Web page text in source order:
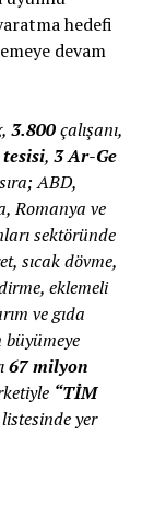
hedefi
devam
3.800çalışanı,
, 3 Ar-Ge
ABD,
Romanya ve
sektöründe
sıcak dövme,
eklemeli
ve gıda
67 milyon
“TİM
listesinde yer